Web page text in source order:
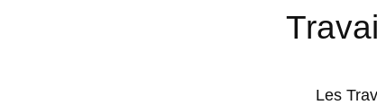
Les